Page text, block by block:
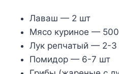
Лаваш — 2 шт
Мясо куриное — 500
Лук репчатый — 2-3
Помидор — 6-7 шт